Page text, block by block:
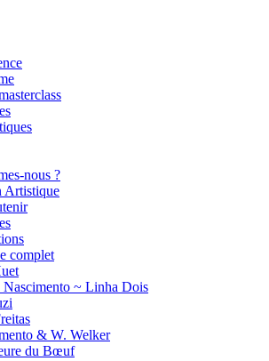
nous ?
Artistique
complet
Nascimento ~ Linha Dois
& W. Welker
du Bœuf